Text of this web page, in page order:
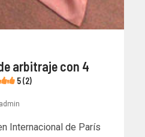
arbitraje con 4
5 (2)
admin
Internacional de París